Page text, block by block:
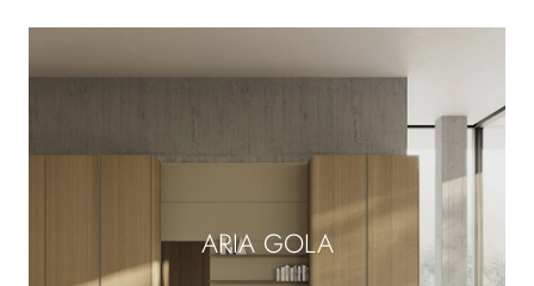
ARIA GOLA